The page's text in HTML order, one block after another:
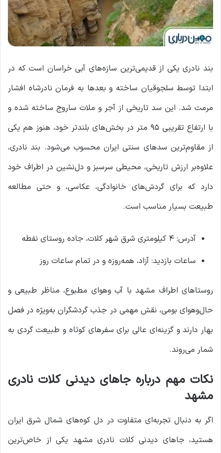
بند نادری یکی از قدیمی‌ترین سازه‌های آبی خراسان است که در
ابتدا توسط سلجوقیان ساخته و بعدها به فرمان نادرشاه افشار
مرمت شد. این سد تاریخی از آجر و ملات ساروج ساخته شده و
با ارتفاع تقریبی ۹۵ متر در بخش‌های بلندتر خود، هنوز هم یکی
از مقاوم‌ترین سدهای سنتی ایران محسوب می‌شود. بند نادری،
علاوه‌بر ارزش تاریخی، محیطی سرسبز و دل‌نشین در اطراف خود
دارد که برای گردش‌های خانوادگی، عکاسی، و حتی مطالعه
طبیعت بسیار مناسب است.
آدرس: ۴ کیلومتری شرق شهر کلات، جاده روستای نفطه
ساعات بازدید: آزاد، همه‌روزه و در تمام ساعات روز
روستاهای اطراف مشهد با آب‌ وهوای مطبوع، مناظر طبیعی و
حال‌وهوای بومی، نقش مهمی در جذب گردشگران به‌ویژه در فصل
بهار دارند و گزینه‌ای عالی برای سفرهای کوتاه و طبیعت ‌گردی به
‌شمار می‌روند.
نکات مهم درباره جاهای دیدنی کلات نادری
مشهد
اگر به دنبال تجربه‌ای متفاوت در دل کوه‌های شمال شرق ایران
هستید، جاهای دیدنی کلات نادری مشهد یکی از خاص‌ترین